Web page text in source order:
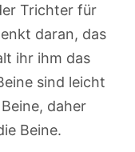
Trichter für
daran, das
ihr ihm das
sind leicht
daher
Beine.